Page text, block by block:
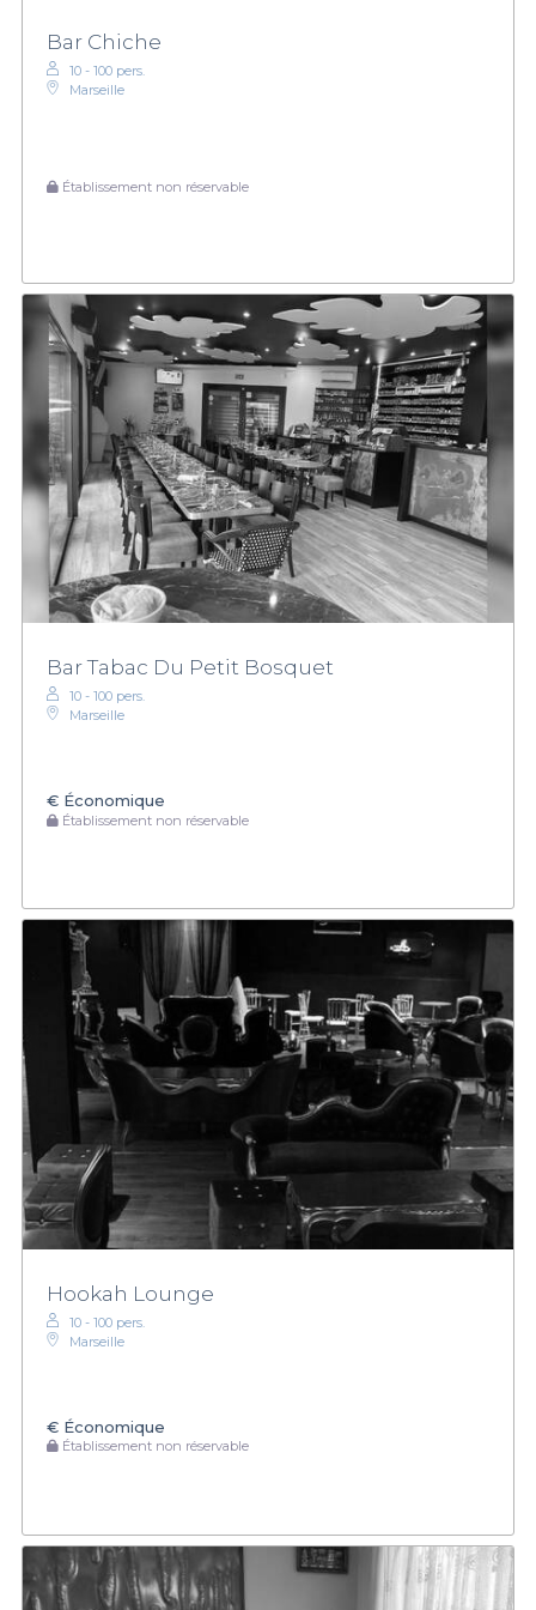
Bar Chiche
10 - 100 pers.
Marseille
Établissement non réservable
Bar Tabac Du Petit Bosquet
10 - 100 pers.
Marseille
€ Économique
Établissement non réservable
Hookah Lounge
10 - 100 pers.
Marseille
€ Économique
Établissement non réservable